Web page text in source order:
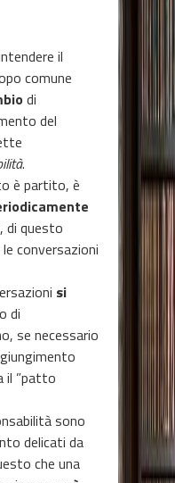
il
comune
di
del
.
è partito, è
di questo
conversazioni
si
di
se necessario
il ”patto
sono
delicati da
che una